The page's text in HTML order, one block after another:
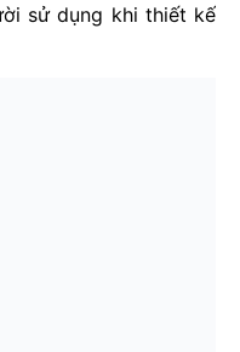
sử dụng khi thiết kế